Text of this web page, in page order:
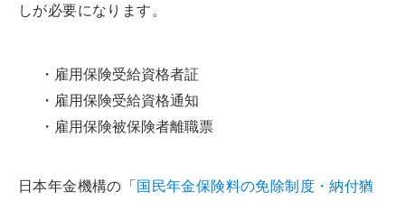
しが必要になります。
・雇用保険受給資格者証
・雇用保険受給資格通知
・雇用保険被保険者離職票
日本年金機構の「国民年金保険料の免除制度・納付猶